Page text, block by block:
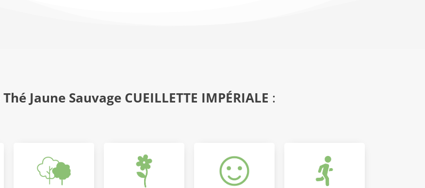
Thé Jaune Sauvage CUEILLETTE IMPÉRIALE :